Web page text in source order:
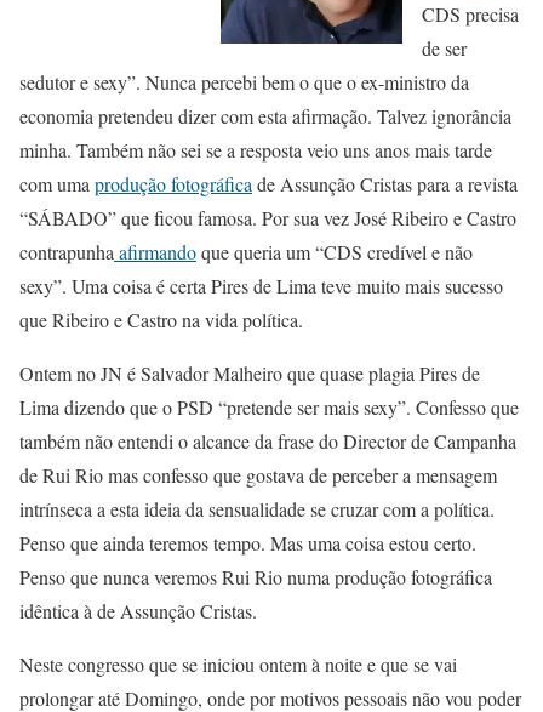
CDS precisa
de ser
sedutor e sexy”. Nunca percebi bem o que o ex-ministro da
economia pretendeu dizer com esta afirmação. Talvez ignorância
minha. Também não sei se a resposta veio uns anos mais tarde
com uma produção fotográfica de Assunção Cristas para a revista
“SÁBADO” que ficou famosa. Por sua vez José Ribeiro e Castro
contrapunha afirmandoque queria um “CDS credível e não
sexy”. Uma coisa é certa Pires de Lima teve muito mais sucesso
que Ribeiro e Castro na vida política.
Ontem no JN é Salvador Malheiro que quase plagia Pires de
Lima dizendo que o PSD “pretende ser mais sexy”. Confesso que
também não entendi o alcance da frase do Director de Campanha
de Rui Rio mas confesso que gostava de perceber a mensagem
intrínseca a esta ideia da sensualidade se cruzar com a política.
Penso que ainda teremos tempo. Mas uma coisa estou certo.
Penso que nunca veremos Rui Rio numa produção fotográfica
idêntica à de Assunção Cristas.
Neste congresso que se iniciou ontem à noite e que se vai
prolongar até Domingo, onde por motivos pessoais não vou poder